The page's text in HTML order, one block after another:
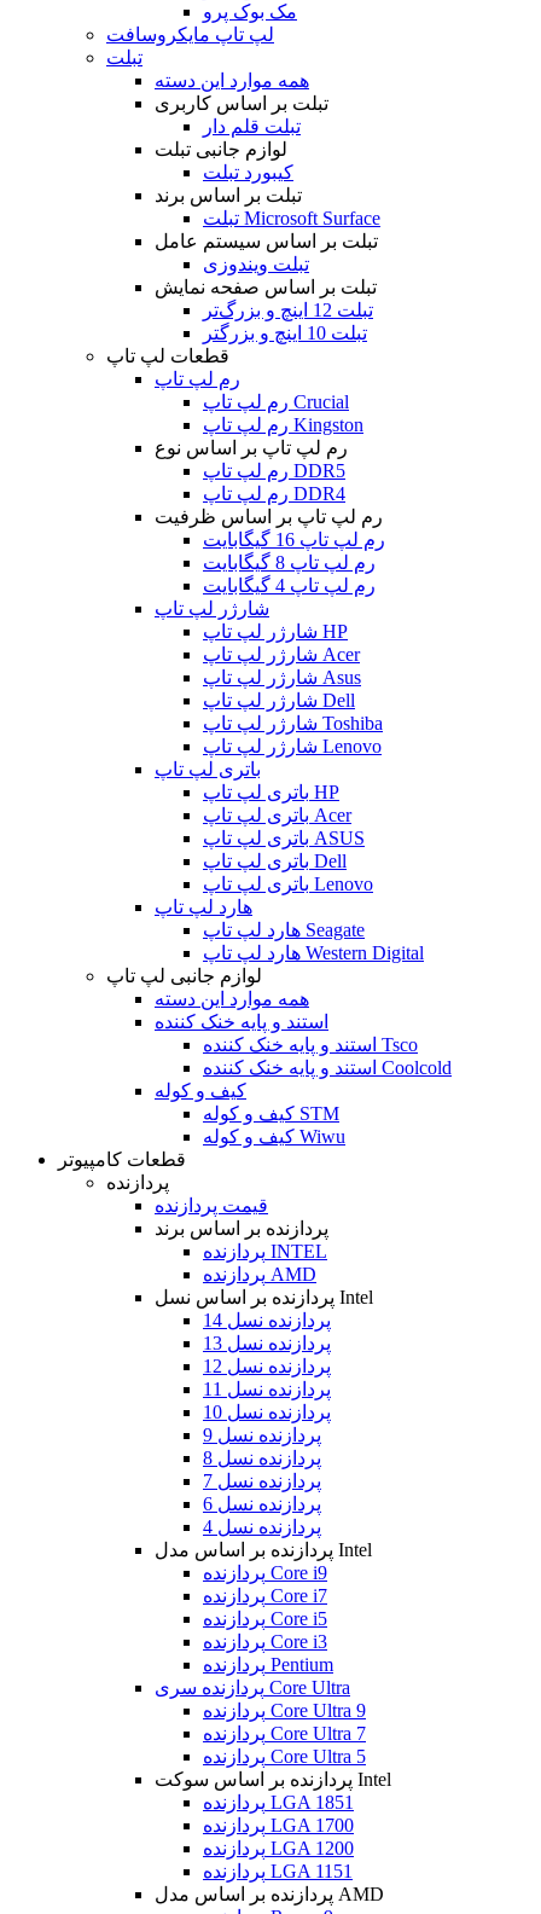
مک بوک پرو
لپ تاپ مایکروسافت
تبلت
همه موارد این دسته
تبلت بر اساس کاربری
تبلت قلم دار
لوازم جانبی تبلت
کیبورد تبلت
تبلت بر اساس برند
تبلت Microsoft Surface
تبلت بر اساس سیستم عامل
تبلت ویندوزی
تبلت بر اساس صفحه نمایش
تبلت 12 اینچ و بزرگ‌تر
تبلت 10 اینچ و بزرگتر
قطعات لپ تاپ
رم لپ تاپ
رم لپ تاپ Crucial
رم لپ تاپ Kingston
رم لپ تاپ بر اساس نوع
رم لپ تاپ DDR5
رم لپ تاپ DDR4
رم لپ تاپ بر اساس ظرفیت
رم لپ تاپ 16 گیگابایت
رم لپ تاپ 8 گیگابایت
رم لپ تاپ 4 گیگابایت
شارژر لپ تاپ
شارژر لپ تاپ HP
شارژر لپ تاپ Acer
شارژر لپ تاپ Asus
شارژر لپ تاپ Dell
شارژر لپ تاپ Toshiba
شارژر لپ تاپ Lenovo
باتری لپ تاپ
باتری لپ تاپ HP
باتری لپ تاپ Acer
باتری لپ تاپ ASUS
باتری لپ تاپ Dell
باتری لپ تاپ Lenovo
هارد لپ تاپ
هارد لپ تاپ Seagate
هارد لپ تاپ Western Digital
لوازم جانبی لپ تاپ
همه موارد این دسته
استند و پایه خنک کننده
استند و پایه خنک کننده Tsco
استند و پایه خنک کننده Coolcold
کیف و کوله
کیف و کوله STM
کیف و کوله Wiwu
قطعات کامپیوتر
پردازنده
قیمت پردازنده
پردازنده بر اساس برند
پردازنده INTEL
پردازنده AMD
پردازنده بر اساس نسل Intel
پردازنده نسل 14
پردازنده نسل 13
پردازنده نسل 12
پردازنده نسل 11
پردازنده نسل 10
پردازنده نسل 9
پردازنده نسل 8
پردازنده نسل 7
پردازنده نسل 6
پردازنده نسل 4
پردازنده بر اساس مدل Intel
پردازنده Core i9
پردازنده Core i7
پردازنده Core i5
پردازنده Core i3
پردازنده Pentium
پردازنده سری Core Ultra
پردازنده Core Ultra 9
پردازنده Core Ultra 7
پردازنده Core Ultra 5
پردازنده بر اساس سوکت Intel
پردازنده LGA 1851
پردازنده LGA 1700
پردازنده LGA 1200
پردازنده LGA 1151
پردازنده بر اساس مدل AMD